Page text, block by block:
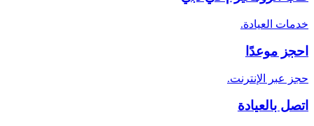
خدمات العيادة.
احجز موعدًا
حجز عبر الإنترنت.
اتصل بالعيادة